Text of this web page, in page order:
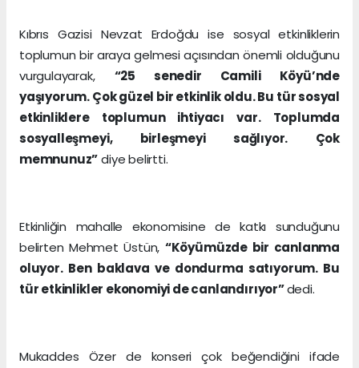
Kıbrıs Gazisi Nevzat Erdoğdu ise sosyal etkinliklerin
toplumun bir araya gelmesi açısından önemli olduğunu
vurgulayarak, “25 senedir Camili Köyü’nde
yaşıyorum. Çok güzel bir etkinlik oldu. Bu tür sosyal
etkinliklere toplumun ihtiyacı var. Toplumda
sosyalleşmeyi, birleşmeyi sağlıyor. Çok
memnunuz”diye belirtti.
Etkinliğin mahalle ekonomisine de katkı sunduğunu
belirten Mehmet Üstün, “Köyümüzde bir canlanma
oluyor. Ben baklava ve dondurma satıyorum. Bu
tür etkinlikler ekonomiyi de canlandırıyor”dedi.
Mukaddes Özer de konseri çok beğendiğini ifade